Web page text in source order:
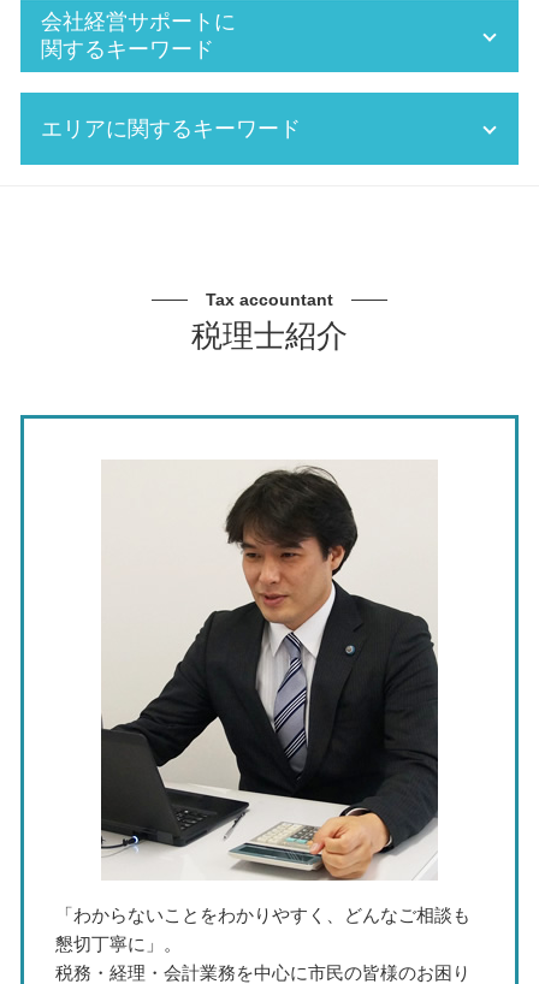
年末調整 経理
確定申告 還付金
給料 所得税
経理 決算
記帳 指導
株 確定申告
追徴課税 税率
修正申告 税務調査
役員報酬 税金 対策
相続税 申告期限
二次相続 相続税
税務調査 税理士 費用
確定申告 しないとどうなる
法人決算申告 税理士
確定申告 経費 領収書
会社経営サポートに
関するキーワード
資金繰り 読み方
資金繰り表 キャッシュフロー計算書
中期 経営計画 必要性
事業 承継 m&a デメリット
事業承継税制 特例承継計画
事業承継 メリット デメリット
銀行 対応 税理士
事業承継 税理士
エリアに関するキーワード
節税対策 税理士 相談 北名古屋市
資金繰り 税理士 相談 岐阜県
経営計画 税理士 相談 春日井市
記帳代行 税理士 相談 三重県
銀行対策 税理士 相談 名古屋市
銀行対策 税理士 相談 愛知県
税務調査 税理士 相談 名古屋市
税務相談 税理士 岐阜県
税務調査 税理士 相談 三重県
税務相談 税理士 東海市
事業承継 税理士 相談 瀬戸市
節税対策 税理士 相談 春日井市
記帳代行 税理士 相談 瀬戸市
税務調査 税理士 相談 愛知県
税務相談 税理士 三重県
Tax accountant
税理士紹介
「わからないことをわかりやすく、どんなご相談も
懇切丁寧に」。
税務・経理・会計業務を中心に市民の皆様のお困り